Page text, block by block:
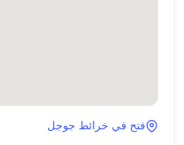
فتح في خرائط جوجل